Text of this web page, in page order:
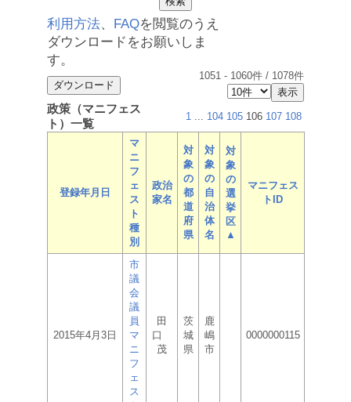
利用方法、 FAQを閲覧のうえ
ダウンロードをお願いしま
す。
1051 - 1060件 / 1078件
政策（マニフェス
ト）一覧
1 ... 104 105 106 107 108
登録年月日
マ
ニ
フ
ェ
ス
ト
種
別
政治
家名
対
象
の
都
道
府
県
対
象
の
自
治
体
名
対
象
の
選
挙
区
▲
マニフェス
トID
2015年4月3日
市
議
会
議
員
マ
ニ
フ
ェ
ス
田
口
茂
茨
城
県
鹿
嶋
市
0000000115